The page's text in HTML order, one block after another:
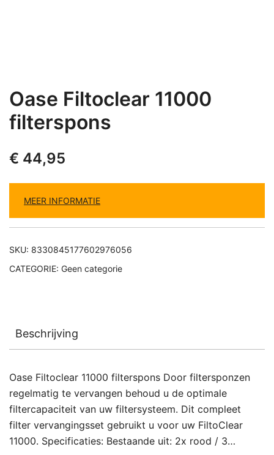
Oase Filtoclear 11000
filterspons
€ 44,95
MEER INFORMATIE
SKU: 8330845177602976056
CATEGORIE: Geen categorie
Beschrijving
Oase Filtoclear 11000 filterspons Door filtersponzen
regelmatig te vervangen behoud u de optimale
filtercapaciteit van uw filtersysteem. Dit compleet
filter vervangingsset gebruikt u voor uw FiltoClear
11000. Specificaties: Bestaande uit: 2x rood / 3…